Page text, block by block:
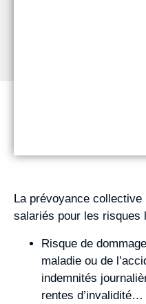
La prévoyance
salariés pour les risques
Risque de
maladie ou de
indemnités
rentes d’invalidité…